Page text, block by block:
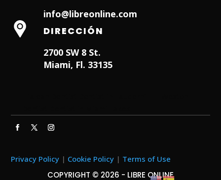
info@libreonline.com
DIRECCIÓN
2700 SW 8 St.
Miami, Fl. 33135
Privacy Policy | Cookie Policy | Terms of Use
COPYRIGHT © 2026 - LIBRE ONLINE